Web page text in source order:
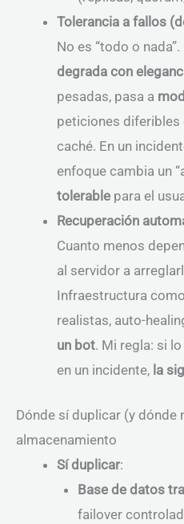
Tolerancia a fallos
No es “todo o
degrada con
pesadas, pasa a
peticiones diferibles
caché. En un
enfoque cambia un
tolerable para el
Recuperación
Cuanto menos
al servidor a
Infraestructura
realistas, auto-
un bot. Mi regla: si
en un incidente, la
Dónde sí duplicar (y dónde
almacenamiento
Sí duplicar:
Base de datos
failover